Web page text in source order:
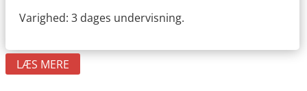
Varighed: 3 dages undervisning.
LÆS MERE